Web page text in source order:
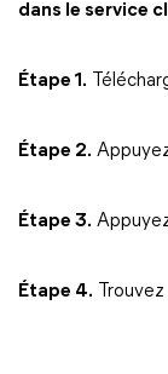
dans le service
Étape 1.
Étape 2.
Étape 3.
Étape 4.